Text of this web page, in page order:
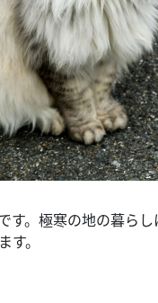
す。極寒の地の暮ら
。